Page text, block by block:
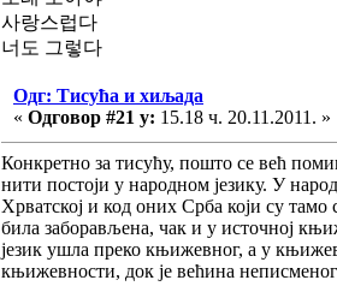
사랑스럽다
너도 그렇다
Одг: Тисућа и хиљада
« Одговор #21 у: 15.18 ч. 20.11.2011. »
Конкретно за тисућу, пошто се већ
нити постоји у народном језику. У
Хрватској и код оних Срба који су
била заборављена, чак и у источној
језик ушла преко књижевног, а у
књижевности, док је већина